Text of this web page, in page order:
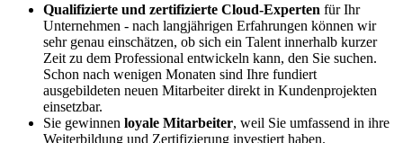
Qualifizierte und zertifizierte Cloud-Experten für Ihr
Unternehmen - nach langjährigen Erfahrungen können wir
sehr genau einschätzen, ob sich ein Talent innerhalb kurzer
Zeit zu dem Professional entwickeln kann, den Sie suchen.
Schon nach wenigen Monaten sind Ihre fundiert
ausgebildeten neuen Mitarbeiter direkt in Kundenprojekten
einsetzbar.
Sie gewinnen loyale Mitarbeiter, weil Sie umfassend in ihre
Weiterbildung und Zertifizierung investiert haben.